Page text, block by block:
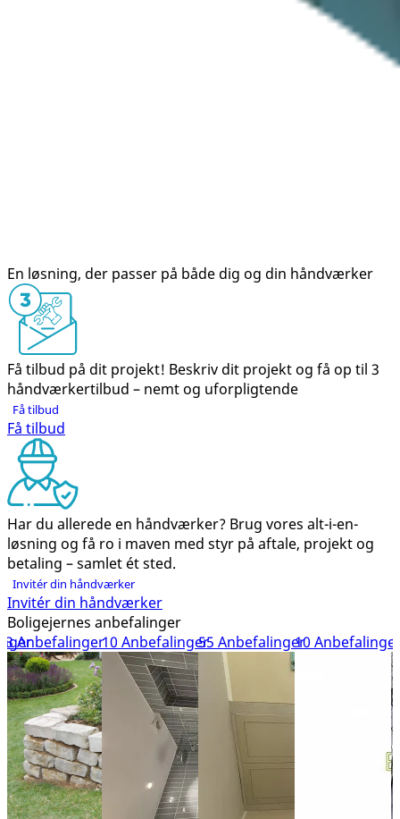
En løsning, der passer på både dig og din håndværker
Få tilbud på dit projekt! Beskriv dit projekt og få op til 3
håndværkertilbud – nemt og uforpligtende
Få tilbud
Få tilbud
Har du allerede en håndværker? Brug vores alt-i-en-
løsning og få ro i maven med styr på aftale, projekt og
betaling – samlet ét sted.
Invitér din håndværker
Invitér din håndværker
Boligejernes anbefalinger
3 Anbefalinger10 Anbefalinger55 Anbefalinger
10